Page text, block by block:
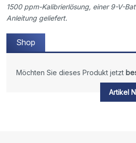
1500 ppm-Kalibrierlösung, einer 9-V-
Anleitung geliefert.
Shop
Möchten Sie dieses Produkt jetzt
Artikel